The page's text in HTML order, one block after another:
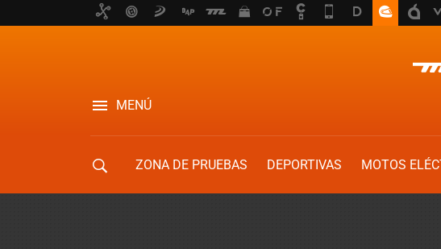
MENÚ
ZONA DE PRUEBAS DEPORTIVAS MOTOS